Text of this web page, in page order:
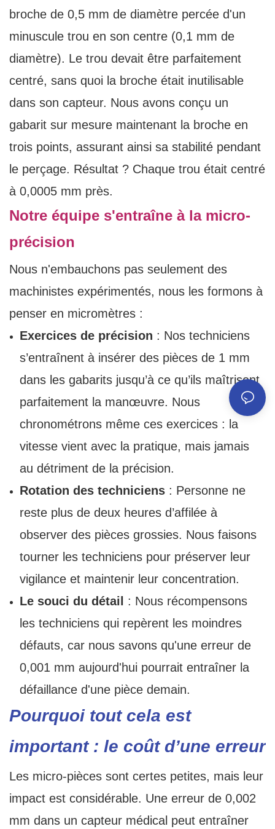
broche de 0,5 mm de diamètre percée d'un
minuscule trou en son centre (0,1 mm de
diamètre). Le trou devait être parfaitement
centré, sans quoi la broche était inutilisable
dans son capteur. Nous avons conçu un
gabarit sur mesure maintenant la broche en
trois points, assurant ainsi sa stabilité pendant
le perçage. Résultat ? Chaque trou était centré
à 0,0005 mm près.
Notre équipe s'entraîne à la micro-
précision
Nous n'embauchons pas seulement des
machinistes expérimentés, nous les formons à
penser en micromètres :
Exercices de précision : Nos techniciens
s’entraînent à insérer des pièces de 1 mm
dans les gabarits jusqu’à ce qu’ils maîtrisent
parfaitement la manœuvre. Nous
chronométrons même ces exercices : la
vitesse vient avec la pratique, mais jamais
au détriment de la précision.
Rotation des techniciens: Personne ne
reste plus de deux heures d’affilée à
observer des pièces grossies. Nous faisons
tourner les techniciens pour préserver leur
vigilance et maintenir leur concentration.
Le souci du détail
: Nous récompensons
les techniciens qui repèrent les moindres
défauts, car nous savons qu'une erreur de
0,001 mm aujourd'hui pourrait entraîner la
défaillance d'une pièce demain.
Pourquoi tout cela est
important : le coût d’une erreur
Les micro-pièces sont certes petites, mais leur
impact est considérable. Une erreur de 0,002
mm dans un capteur médical peut entraîner